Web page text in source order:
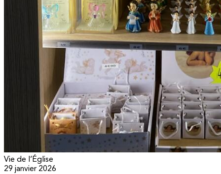
Vie de l’Église
29 janvier 2026